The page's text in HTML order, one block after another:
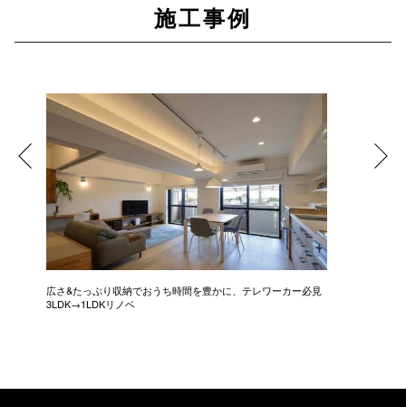
施工事例
広さ&たっぷり収納でおうち時間を豊かに、テレワーカー必見
3LDK→1LDKリノベ